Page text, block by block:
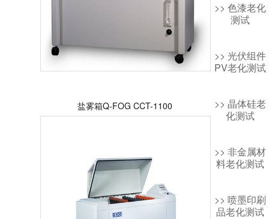
盐雾箱Q-FOG CCT-1100
>> 色漆老化
测试
>> 光伏组件
PV老化测试
>> 晶体硅老
化测试
>> 非金属材
料老化测试
>> 喷墨印刷
品老化测试